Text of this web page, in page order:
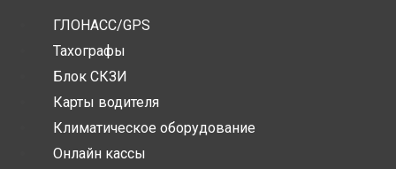
ГЛОНАСС/GPS
Тахографы
Блок СКЗИ
Карты водителя
Климатическое оборудование
Онлайн кассы